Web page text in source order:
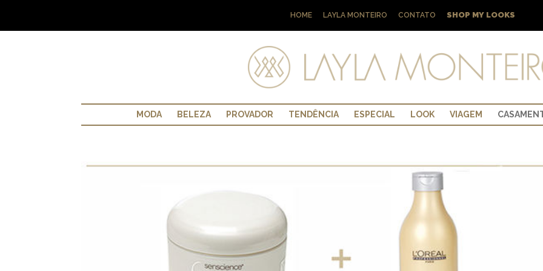
HOME LAYLA MONTEIRO CONTATO SHOP MY LOOKS
MODA BELEZA PROVADOR TENDÊNCIA ESPECIAL LOOK VIAGEM